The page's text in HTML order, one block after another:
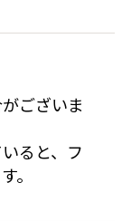
ございま
ると、フ
。